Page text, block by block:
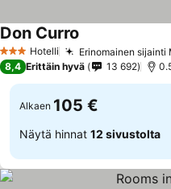
3 Tähtiluokitus
Hotelli Erinomainen sijainti
Don Curro
8,4 Erittäin hyvä 13 692
Alkaen 105 €
Näytä hinnat 12 sivustolta